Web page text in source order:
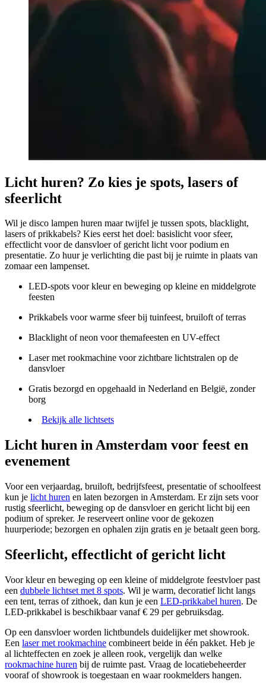
Licht huren? Zo kies je spots, lasers of
sfeerlicht
Wil je disco lampen huren maar twijfel je tussen spots, blacklight,
lasers of prikkabels? Kies eerst het doel: basislicht voor sfeer,
effectlicht voor de dansvloer of gericht licht voor podium en
presentatie. Zo huur je verlichting die past bij je ruimte in plaats van
zomaar een lampenset.
LED-spots voor kleur en beweging op kleine en middelgrote
feesten
Prikkabels voor warme sfeer bij tuinfeest, bruiloft of terras
Blacklight of neon voor themafeesten en UV-effect
Laser met rookmachine voor zichtbare lichtstralen op de
dansvloer
Gratis bezorgd en opgehaald in Nederland en België, zonder
borg
Bekijk alle lichtsets
Licht huren in Amsterdam voor feest en
evenement
Voor een verjaardag, bruiloft, bedrijfsfeest, presentatie of schoolfeest
kun je licht huren en laten bezorgen in Amsterdam. Er zijn sets voor
rustig sfeerlicht, beweging op de dansvloer en gericht licht bij een
podium of spreker. Je reserveert online voor de gekozen
huurperiode; bezorgen en ophalen zijn gratis en je betaalt geen borg.
Sfeerlicht, effectlicht of gericht licht
Voor kleur en beweging op een kleine of middelgrote feestvloer past
een dubbele lichtset met 8 spots. Wil je warm, decoratief licht langs
een tent, terras of zithoek, dan kun je een LED-prikkabel huren. De
LED-prikkabel is beschikbaar vanaf € 29 per gebruiksdag.
Op een dansvloer worden lichtbundels duidelijker met showrook.
Een laser met rookmachine combineert beide in één pakket. Heb je
al lichteffecten en zoek je alleen rook, vergelijk dan welke
rookmachine huren bij de ruimte past. Vraag de locatiebeheerder
vooraf of showrook is toegestaan en waar rookmelders hangen.